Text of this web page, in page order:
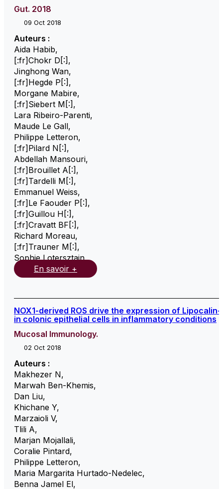
Gut. 2018
09 Oct 2018
Auteurs :
Aida Habib,
[:fr]Chokr D[:] ,
Jinghong Wan,
[:fr]Hegde P[:] ,
Morgane Mabire,
[:fr]Siebert M[:] ,
Lara Ribeiro-Parenti,
Maude Le Gall,
Philippe Letteron,
[:fr]Pilard N[:] ,
Abdellah Mansouri,
[:fr]Brouillet A[:] ,
[:fr]Tardelli M[:] ,
Emmanuel Weiss,
[:fr]Le Faouder P[:] ,
[:fr]Guillou H[:] ,
[:fr]Cravatt BF[:] ,
Richard Moreau,
[:fr]Trauner M[:] ,
Sophie Lotersztajn,
En savoir +
NOX1-derived ROS drive the expression of Lipocalin-
in colonic epithelial cells in inflammatory conditions
Mucosal Immunology.
02 Oct 2018
Auteurs :
Makhezer N,
Marwah Ben-Khemis,
Dan Liu,
Khichane Y,
Marzaioli V,
Tlili A,
Marjan Mojallali,
Coralie Pintard,
Philippe Letteron,
Maria Margarita Hurtado-Nedelec,
Benna Jamel El,